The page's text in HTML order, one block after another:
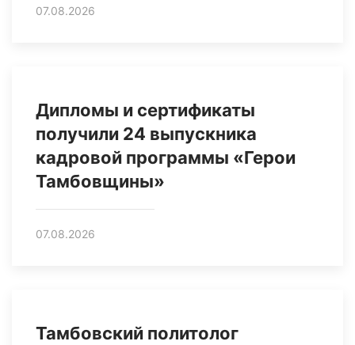
07.08.2026
Дипломы и сертификаты
получили 24 выпускника
кадровой программы «Герои
Тамбовщины»
07.08.2026
Тамбовский политолог